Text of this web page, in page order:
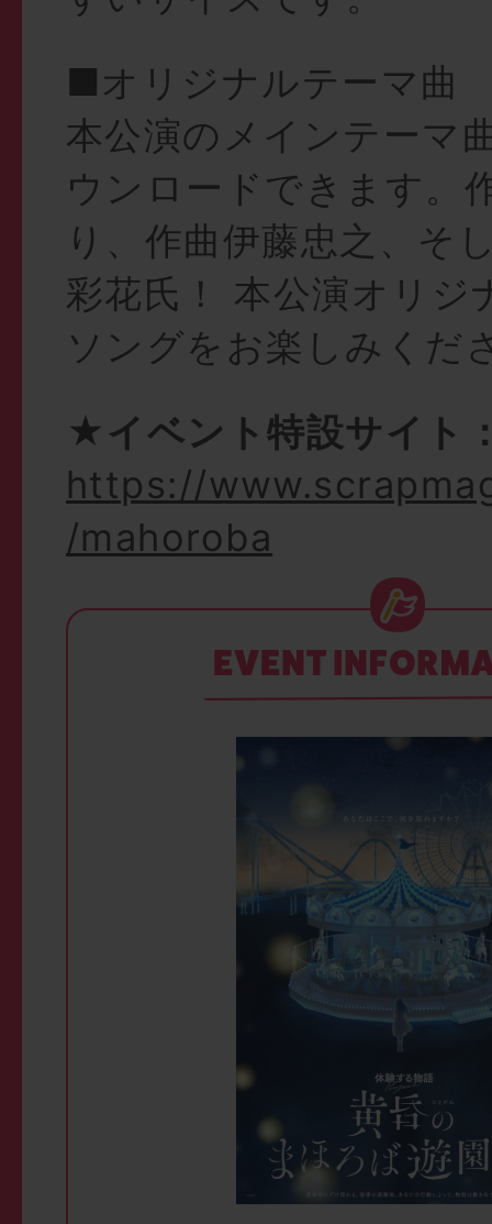
■オリジナルテーマ曲
本公演のメインテーマ
ウンロードできます。
り、作曲伊藤忠之、そ
彩花氏！ 本公演オリジ
ソングをお楽しみくだ
★イベント特設サイト
https://
/mahoroba